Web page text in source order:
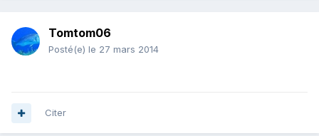
Tomtom06
Posté(e) le 27 mars 2014
Citer